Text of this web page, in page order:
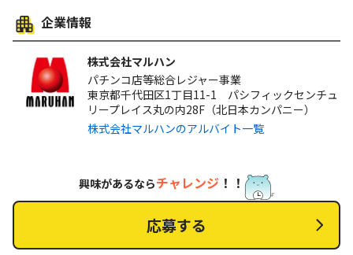
企業情報
株式会社マルハン
パチンコ店等総合レジャー事業
東京都千代田区1丁目11-1 パシフィックセンチュ
リープレイス丸の内28F（北日本カンパニー）
株式会社マルハンのアルバイト一覧
興味があるならチャレンジ ！！
応募する